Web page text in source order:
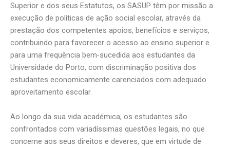
Superior e dos seus Estatutos, os SASUP têm por missão a
execução de políticas de ação social escolar, através da
prestação dos competentes apoios, benefícios e serviços,
contribuindo para favorecer o acesso ao ensino superior e
para uma frequência bem-sucedida aos estudantes da
Universidade do Porto, com discriminação positiva dos
estudantes economicamente carenciados com adequado
aproveitamento escolar.​
Ao longo da sua vida académica, os estudantes são
confrontados com variadíssimas questões legais, no que
concerne aos seus direitos e deveres, que em virtude de